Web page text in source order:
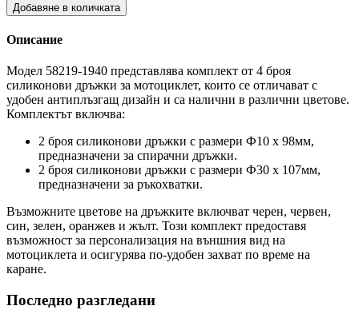
Добавяне в количката
Описание
Модел 58219-1940 представлява комплект от 4 броя
силиконови дръжки за мотоциклет, които се отличават с
удобен антиплъзгащ дизайн и са налични в различни цветове.
Комплектът включва:
2 броя силиконови дръжки с размери Ф10 х 98мм,
предназначени за спирачни дръжки.
2 броя силиконови дръжки с размери Ф30 х 107мм,
предназначени за ръкохватки.
Възможните цветове на дръжките включват черен, червен,
син, зелен, оранжев и жълт. Този комплект предоставя
възможност за персонализация на външния вид на
мотоциклета и осигурява по-удобен захват по време на
каране.
Последно разгледани